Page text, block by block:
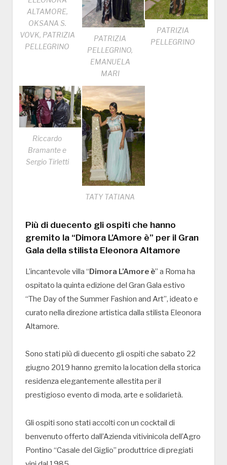
ALTAMORE,
OKSANA S.
VOVK, PATRIZIA
PELLEGRINO
PATRIZIA
PELLEGRINO,
EMANUELA
MARI
PATRIZIA
PELLEGRINO
Riccardo
Bramante e
Sergio Tirletti
TATY TATIANA
Più di duecento gli ospiti che hanno
gremito la “Dimora L’Amore è” per il Gran
Gala della stilista Eleonora Altamore
L’incantevole villa “Dimora L’Amore è” a Roma ha
ospitato la quinta edizione del Gran Gala estivo
“The Day of the Summer Fashion and Art”, ideato e
curato nella direzione artistica dalla stilista Eleonora
Altamore.
Sono stati più di duecento gli ospiti che sabato 22
giugno 2019 hanno gremito la location della storica
residenza elegantemente allestita per il
prestigioso evento di moda, arte e solidarietà.
Gli ospiti sono stati accolti con un cocktail di
benvenuto offerto dall’Azienda vitivinicola dell’Agro
Pontino “Casale del Giglio” produttrice di pregiati